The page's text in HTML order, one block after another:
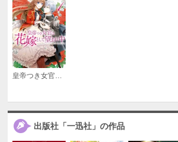
必要ポイント：150
皇帝つき女官は花嫁として望まれ中
出版社「一迅社」の作品